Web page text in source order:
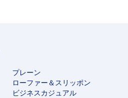
プレーン
ローファー＆スリッポン
ビジネスカジュアル